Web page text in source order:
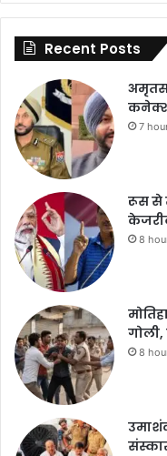
Recent Posts
7
रूस से
8
8